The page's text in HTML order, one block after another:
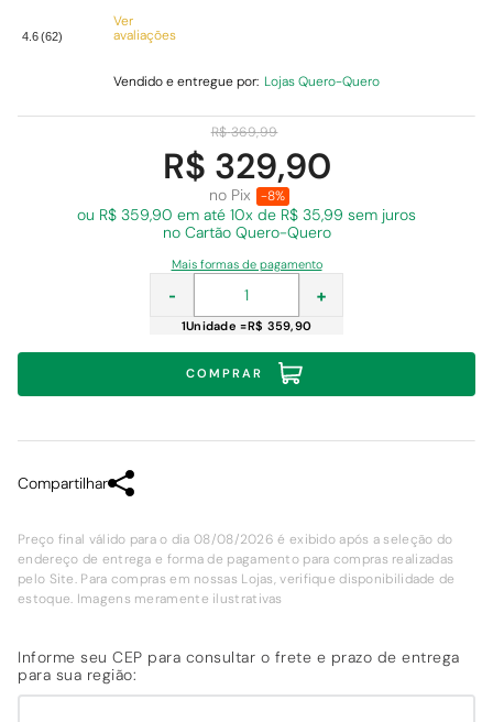
4.6(62)
Ver
avaliações
Vendido e entregue por: Lojas Quero-Quero
R$ 369,99
R$ 329,90
no Pix -8%
ou R$ 359,90 em até 10x de R$ 35,99 sem juros
no Cartão Quero-Quero
Mais formas de pagamento
+
-
1Unidade =R$ 359,90
COMPRAR
Compartilhar
Preço final válido para o dia 08/08/2026 é exibido após a seleção do
endereço de entrega e forma de pagamento para compras realizadas
pelo Site. Para compras em nossas Lojas, verifique disponibilidade de
estoque. Imagens meramente ilustrativas